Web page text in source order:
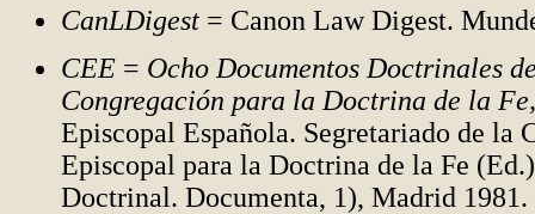
CanLDigest = Canon Law Digest.
CEE = Ocho Documentos Doctrinales
Congregación para la Doctrina de la Fe,
Episcopal Española. Segretariado de la
Episcopal para la Doctrina de la Fe
Doctrinal. Documenta, 1), Madrid 1981.